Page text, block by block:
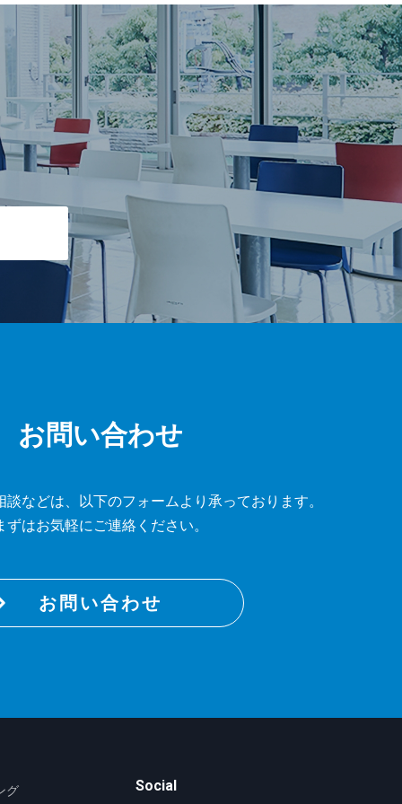
お問い合わせ
などは、 以下のフォームより承っております。
ずはお気軽にご連絡ください。
お問い合わせ
グ Social